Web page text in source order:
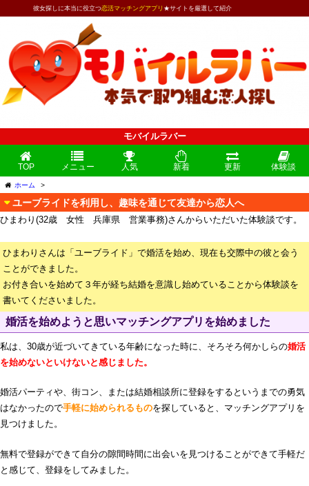
彼女探しに本当に役立つ恋活マッチングアプリ★サイトを厳選して紹介
モバイルラバー
TOP メニュー 人気 新着 更新 体験談
ホーム >
ユーブライドを利用し、趣味を通じて友達から恋人へ
ひまわり(32歳 女性 兵庫県 営業事務)さんからいただいた体験談です。
ひまわりさんは「ユーブライド」で婚活を始め、現在も交際中の彼と会う
ことができました。
お付き合いを始めて３年が経ち結婚を意識し始めていることから体験談を
書いてくださいました。
婚活を始めようと思いマッチングアプリを始めました
私は、30歳が近づいてきている年齢になった時に、そろそろ何かしらの婚活
を始めないといけないと感じました。
婚活パーティや、街コン、または結婚相談所に登録をするというまでの勇気
はなかったので手軽に始められるものを探していると、マッチングアプリを
見つけました。
無料で登録ができて自分の隙間時間に出会いを見つけることができて手軽だ
と感じて、登録をしてみました。